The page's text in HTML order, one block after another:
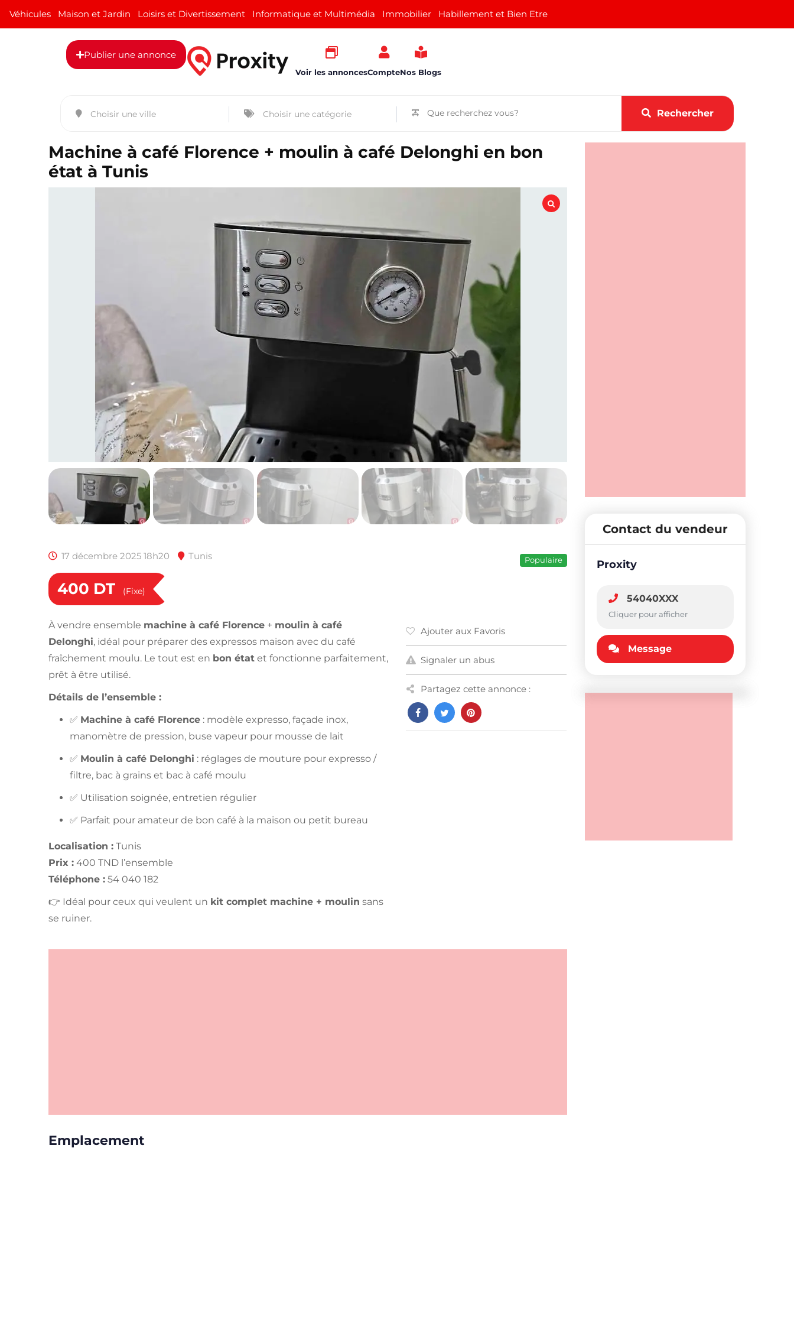
Véhicules Maison et Jardin Loisirs et Divertissement Informatique et Multimédia Immobilier Habillement et Bien Etre
Publier une annonce
Voir les annoncesCompteNos Blogs
Rechercher
Machine à café Florence + moulin à café Delonghi en bon
état à Tunis
17 décembre 2025 18h20 Tunis Populaire
400 DT (Fixe)
À vendre ensemble machine à café Florence + moulin à café
Delonghi, idéal pour préparer des expressos maison avec du café
fraîchement moulu. Le tout est en bon état et fonctionne parfaitement,
prêt à être utilisé.
Détails de l’ensemble :
✅ Machine à café Florence : modèle expresso, façade inox,
manomètre de pression, buse vapeur pour mousse de lait
✅ Moulin à café Delonghi : réglages de mouture pour expresso /
filtre, bac à grains et bac à café moulu
✅ Utilisation soignée, entretien régulier
✅ Parfait pour amateur de bon café à la maison ou petit bureau
Localisation : Tunis
Prix : 400 TND l’ensemble
Téléphone : 54 040 182
👉 Idéal pour ceux qui veulent un kit complet machine + moulin sans
se ruiner.
Ajouter aux Favoris
Signaler un abus
Partagez cette annonce :
Emplacement
Contact du vendeur
Proxity
54040XXX
Cliquer pour afficher
Message